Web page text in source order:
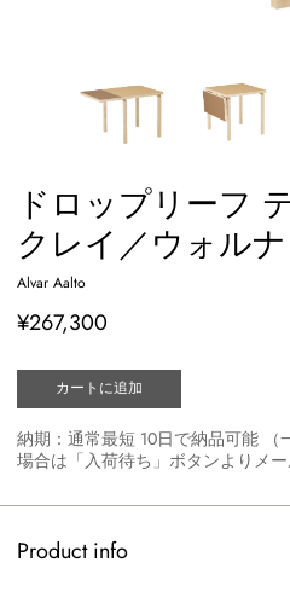
ドロップリーフ
クレイ／ウォル
Alvar Aalto
¥267,300
カートに追加
納期：通常最短 10日で納品可能
場合は「入荷待ち」ボタンよりメ
Product info